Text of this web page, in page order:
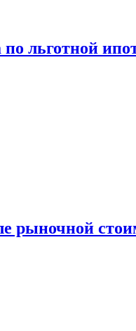
льготной
рыночной